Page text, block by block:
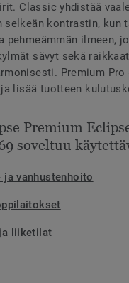
Classic yhdistää
selkeän kontrastin, kun
pehmeämmän ilmeen,
sävyt sekä
Premium Pro
lisää tuotteen
Premium
soveltuu
ja vanhustenhoito
liiketilat